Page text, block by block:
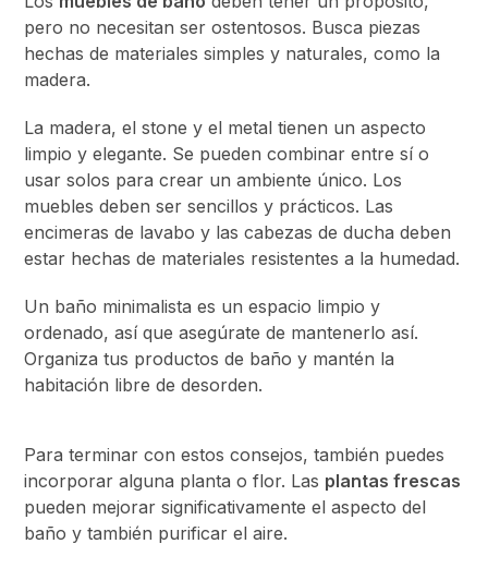
pero no necesitan ser ostentosos. Busca piezas
hechas de materiales simples y naturales, como la
madera.
La madera, el stone y el metal tienen un aspecto
limpio y elegante. Se pueden combinar entre sí o
usar solos para crear un ambiente único. Los
muebles deben ser sencillos y prácticos. Las
encimeras de lavabo y las cabezas de ducha deben
estar hechas de materiales resistentes a la humedad.
Un baño minimalista es un espacio limpio y
ordenado, así que asegúrate de mantenerlo así.
Organiza tus productos de baño y mantén la
habitación libre de desorden.
Para terminar con estos consejos, también puedes
incorporar alguna planta o flor. Las plantas frescas
pueden mejorar significativamente el aspecto del
baño y también purificar el aire.